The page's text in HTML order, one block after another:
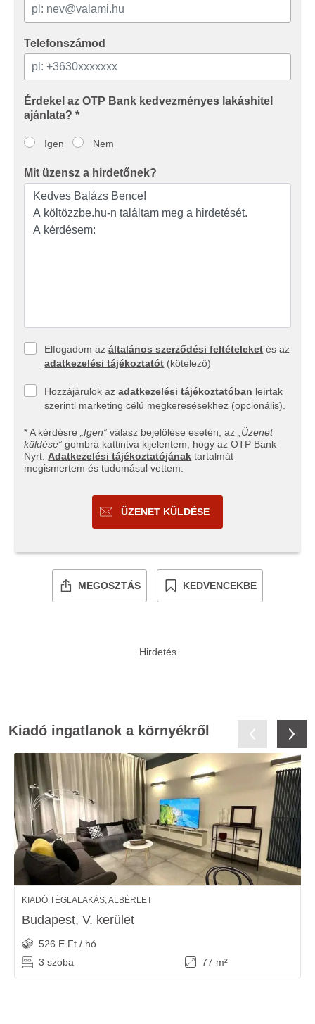
Telefonszámod
Érdekel az OTP Bank kedvezményes lakáshitel
ajánlata? *
Igen Nem
Mit üzensz a hirdetőnek?
Elfogadom azáltalános szerződési feltételeket és az
adatkezelési tájékoztatót (kötelező)
Hozzájárulok azadatkezelési tájékoztatóban leírtak
szerinti marketing célú megkeresésekhez (opcionális).
* A kérdésre „Igen” válasz bejelölése esetén, az
„Üzenet
küldése” gombra kattintva kijelentem, hogy az OTP Bank
Nyrt. Adatkezelési tájékoztatójának tartalmát
megismertem és tudomásul vettem.
ÜZENET KÜLDÉSE
MEGOSZTÁS KEDVENCEKBE
Kiadó ingatlanok a környékről
KIADÓ TÉGLALAKÁS, ALBÉRLET
Budapest, V. kerület
526 E Ft / hó
3 szoba
77 m²